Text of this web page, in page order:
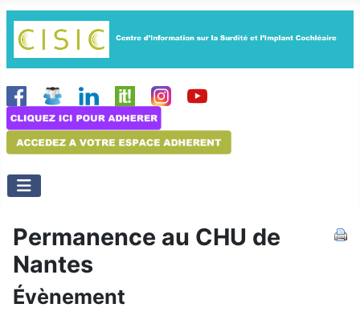
Permanence au CHU de
Nantes
Évènement